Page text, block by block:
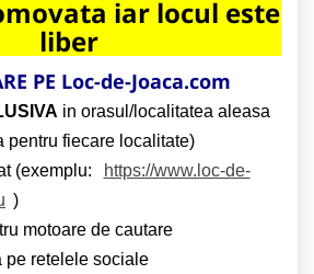
iar locul este
liber
PE Loc-de-Joaca.com
in orasul/localitatea aleasa
pentru fiecare localitate)
(exemplu:
https://www.loc-de-
)
motoare de cautare
pe retelele sociale